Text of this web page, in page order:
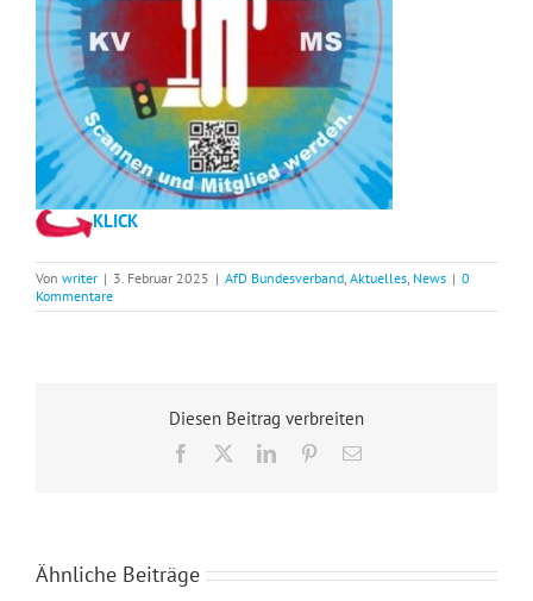
KLICK
Von writer | 3. Februar 2025 | AfD Bundesverband Aktuelles News | 0
Kommentare
Diesen Beitrag verbreiten
Facebook LinkedInPinterest
E-
Ähnliche Beiträge